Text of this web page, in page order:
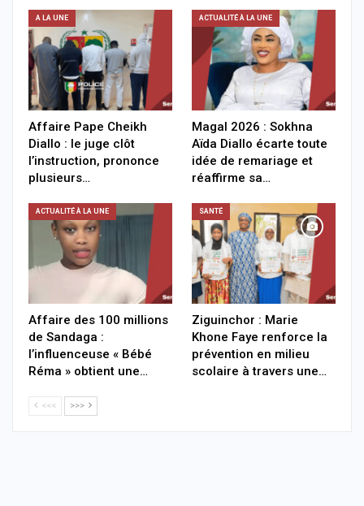
A LA UNE
Affaire Pape Cheikh
Diallo : le juge clôt
l’instruction, prononce
plusieurs…
ACTUALITÉ À LA UNE
Magal 2026 : Sokhna
Aïda Diallo écarte toute
idée de remariage et
réaffirme sa…
ACTUALITÉ À LA UNE
Affaire des 100 millions
de Sandaga :
l’influenceuse « Bébé
Réma » obtient une…
SANTÉ
Ziguinchor : Marie
Khone Faye renforce la
prévention en milieu
scolaire à travers une…
<<< >>>